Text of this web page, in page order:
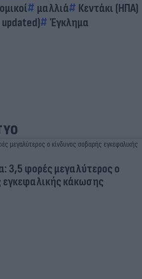
μαλλιά
Κεντάκι (ΗΠΑ)
Έγκλημα